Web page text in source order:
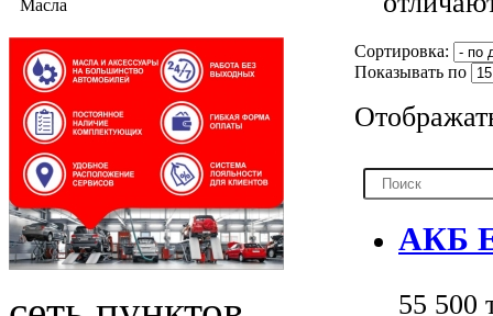
Масла
Сортировка:
Показывать по
АКБ
55 500